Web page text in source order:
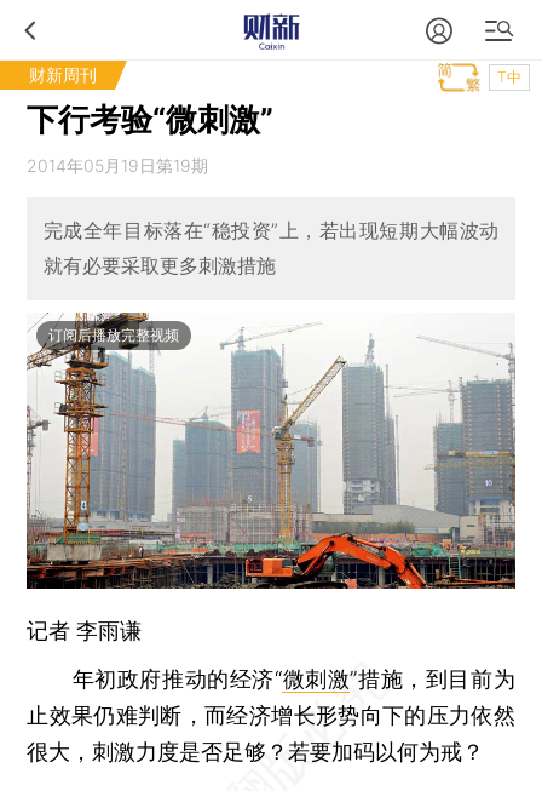
财新周刊 T中
下行考验“微刺激”
2014年05月19日第19期
完成全年目标落在“稳投资”上，若出现短期大幅波动
就有必要采取更多刺激措施
订阅后播放完整视频
记者李雨谦
年初政府推动的经济“微刺激”措施，到目前为
止效果仍难判断，而经济增长形势向下的压力依然
很大，刺激力度是否足够？若要加码以何为戒？